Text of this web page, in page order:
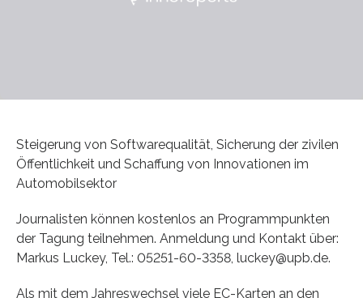
Steigerung von Softwarequalität, Sicherung der zivilen
Öffentlichkeit und Schaffung von Innovationen im
Automobilsektor
Journalisten können kostenlos an Programmpunkten
der Tagung teilnehmen. Anmeldung und Kontakt über:
Markus Luckey, Tel.: 05251-60-3358, luckey@upb.de.
Als mit dem Jahreswechsel viele EC-Karten an den